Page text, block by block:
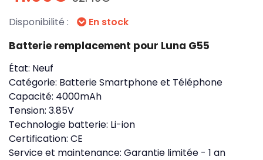
Disponibilité : En stock
Batterie remplacement pour Luna G55
État: Neuf
Catégorie: Batterie Smartphone et Téléphone
Capacité: 4000mAh
Tension: 3.85V
Technologie batterie: Li-ion
Certification: CE
Service et maintenance: Garantie limitée - 1 an